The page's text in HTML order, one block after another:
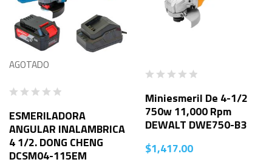
AGOTADO
ESMERILADORA
ANGULAR INALAMBRICA
4 1/2. DONG CHENG
DCSM04-115EM
Miniesmeril De 4-1/2
750w 11,000 Rpm
DEWALT DWE750-B3
$1,417.00